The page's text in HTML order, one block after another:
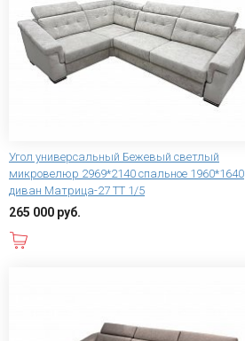
Угол универсальный Бежевый светлый
микровелюр 2969*2140 спальное 1960*1640
диван Матрица-27 ТТ 1/5
265 000 руб.